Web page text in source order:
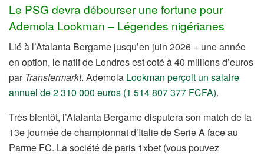
Le PSG devra débourser une fortune pour
Ademola Lookman – Légendes nigérianes
Lié à l’Atalanta Bergame jusqu’en juin 2026 + une année
en option, le natif de Londres est coté à 40 millions d’euros
par Transfermarkt. Ademola Lookman perçoit un salaire
annuel de 2 310 000 euros (1 514 807 377 FCFA).
Très bientôt, l’Atalanta Bergame disputera son match de la
13e journée de championnat d’Italie de Serie A face au
Parme FC. La société de paris 1xbet (vous pouvez